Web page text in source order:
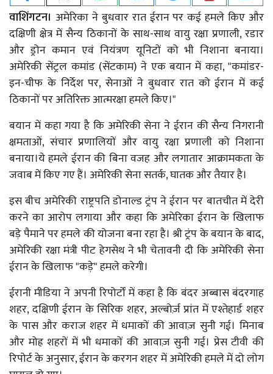
वाशिंगटन। अमेरिका ने बुधवार रात ईरान पर कई हमले किए और
दक्षिणी क्षेत्र में सैन्य ठिकानों के साथ-साथ वायु रक्षा प्रणाली, रडार
और ड्रोन कमान एवं नियंत्रण यूनिटों को भी निशाना बनाया।
अमेरिकी सेंट्रल कमांड (सेंटकाम) ने एक बयान में कहा, "कमांडर-
इन-चीफ के निर्देश पर, सेनाओं ने बुधवार रात को ईरान में कई
ठिकानों पर अतिरिक्त आत्मरक्षा हमले किए।"
बयान में कहा गया है कि अमेरिकी सेना ने ईरान की सैन्य निगरानी
क्षमताओं, संचार प्रणालियों और वायु रक्षा प्रणाली को निशाना
बनाया।ये हमले ईरान की बिना वजह और लगातार आक्रामकता के
जवाब में किए गए हैं। अमेरिकी सेना सतर्क, घातक और तैयार है।
इस बीच अमेरिकी राष्ट्रपति डोनाल्ड ट्रंप ने ईरान पर बातचीत में देरी
करने का आरोप लगाया और कहा कि अमेरिका ईरान के खिलाफ
बड़े पैमाने पर हमले की योजना बना रहा है। श्री ट्रंप के बयान के बाद,
अमेरिकी रक्षा मंत्री पीट हेगसेथ ने भी चेतावनी दी कि अमेरिकी सेना
ईरान के खिलाफ "कड़े" हमले करेगी।
ईरानी मीडिया ने अपनी रिपोर्टों में कहा है कि बंदर अब्बास बंदरगाह
शहर, दक्षिणी ईरान के सिरिक शहर, अल्बोर्ज़ प्रांत में एश्तेहार्ड शहर
के पास और कराज शहर में धमाकों की आवाज़ सुनी गई। मिनाब
और मोह्र शहरों में भी धमाकों की आवाज़ सुनी गई। प्रेस टीवी की
रिपोर्ट के अनुसार, ईरान के करगन शहर में अमेरिकी हमले में दो लोग